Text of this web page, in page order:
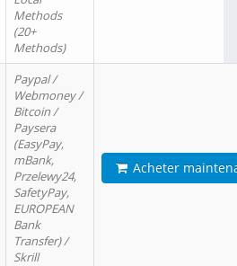
Methods
(20+
Methods)
Paypal /
Webmoney /
Bitcoin /
Paysera
(EasyPay,
mBank,
Przelewy24,
SafetyPay,
EUROPEAN
Bank
Transfer) /
Skrill
Acheter